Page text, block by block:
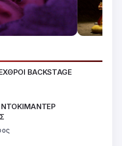
BACKSTAGE
ΝΤΟΚΙΜΑΝΤΕΡ